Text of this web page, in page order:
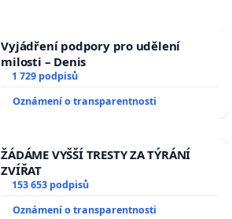
Vyjádření podpory pro udělení
milosti – Denis
1 729 podpisů
Oznámení o transparentnosti
ŽÁDÁME VYŠŠÍ TRESTY ZA TÝRÁNÍ
ZVÍŘAT
153 653 podpisů
Oznámení o transparentnosti